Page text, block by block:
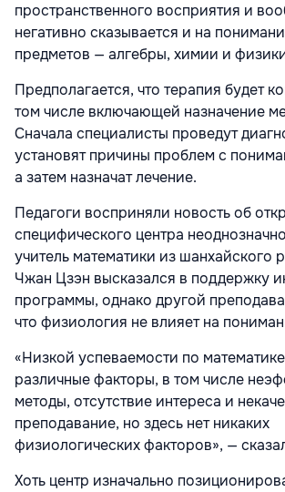
пространственного восприятия и
негативно сказывается и на
предметов — алгебры, химии и
Предполагается, что терапия будет
том числе включающей назначение
Сначала специалисты проведут
установят причины проблем с
а затем назначат лечение.
Педагоги восприняли новость об
специфического центра
учитель математики из шанхайского
Чжан Цзэн высказался в поддержку
программы, однако другой
что физиология не влияет на
«Низкой успеваемости по
различные факторы, в том числе
методы, отсутствие интереса и
преподавание, но здесь нет никаких
физиологических факторов», —
Хоть центр изначально